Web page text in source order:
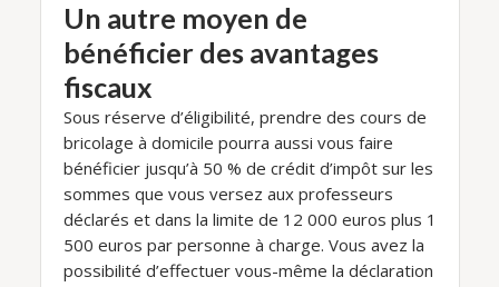
Un autre moyen de
bénéficier des avantages
fiscaux
Sous réserve d’éligibilité, prendre des cours de
bricolage à domicile pourra aussi vous faire
bénéficier jusqu’à 50 % de crédit d’impôt sur les
sommes que vous versez aux professeurs
déclarés et dans la limite de 12 000 euros plus 1
500 euros par personne à charge. Vous avez la
possibilité d’effectuer vous-même la déclaration